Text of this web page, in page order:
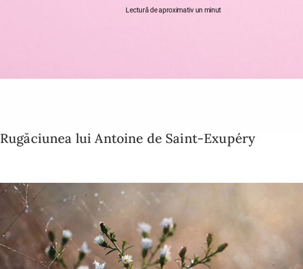
Lectură de aproximativ un minut
Rugăciunea lui Antoine de Saint-Exupéry